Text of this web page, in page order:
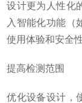
设计更为人性化
入智能化功能（
使用体验和安全
提高检测范围
优化设备设计，